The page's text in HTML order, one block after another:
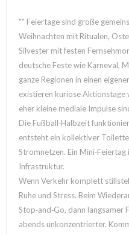
"" Feiertage sind große
Weihnachten mit Ritualen,
Silvester mit festen
deutsche Feste wie Karneval,
ganze Regionen in einen
existieren kuriose Aktionstage
eher kleine mediale Impulse
Die Fußball‑Halbzeit
entsteht ein kollektiver
Stromnetzen. Ein
Infrastruktur.
Wenn Verkehr komplett
Ruhe und Stress. Beim
Stop‑and‑Go, dann langsamer
abends unkonzentrierter.